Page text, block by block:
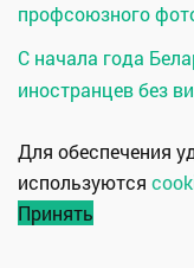
профсоюзного
С начала года
иностранцев без
Для обеспечения
используются
Принять